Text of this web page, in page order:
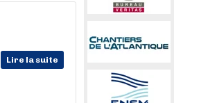
Lire la suite